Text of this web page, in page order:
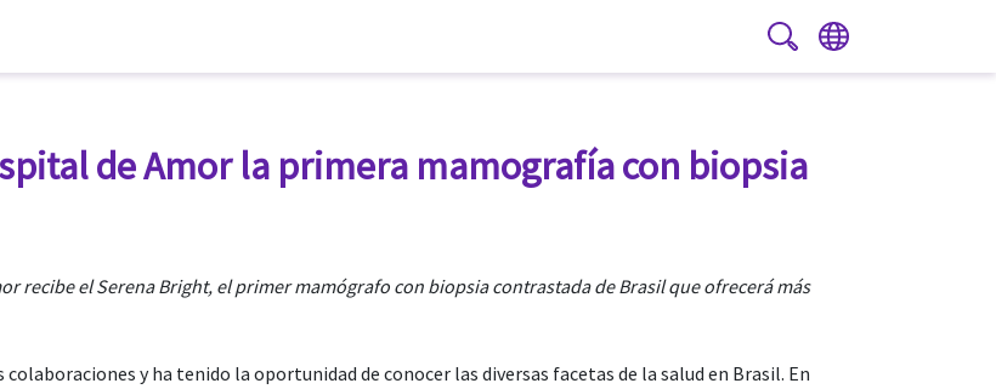
PT ES
de Amor la primera mamografía con biopsia
recibe el Serena Bright, el primer mamógrafo con biopsia contrastada de Brasil que ofrecerá más
y ha tenido la oportunidad de conocer las diversas facetas de la salud en Brasil. En